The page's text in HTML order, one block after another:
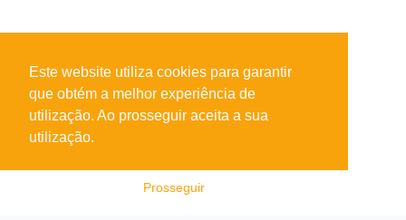
Este website utiliza cookies para garantir
que obtém a melhor experiência de
utilização. Ao prosseguir aceita a sua
utilização.
Prosseguir